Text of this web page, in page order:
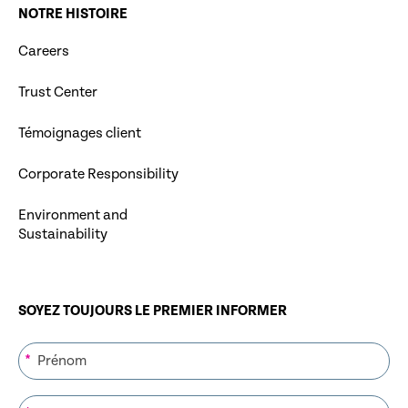
NOTRE HISTOIRE
Careers
Trust Center
Témoignages client
Corporate Responsibility
Environment and
Sustainability
SOYEZ TOUJOURS LE PREMIER INFORMER
*